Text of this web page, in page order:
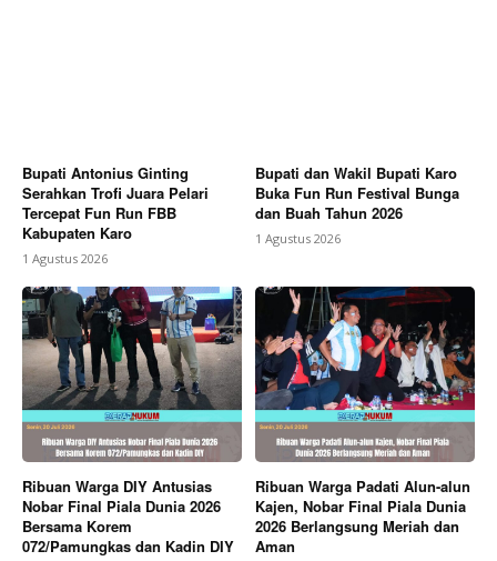
Bupati Antonius Ginting
Serahkan Trofi Juara Pelari
Tercepat Fun Run FBB
Kabupaten Karo
1 Agustus 2026
Bupati dan Wakil Bupati Karo
Buka Fun Run Festival Bunga
dan Buah Tahun 2026
1 Agustus 2026
Ribuan Warga DIY Antusias
Nobar Final Piala Dunia 2026
Bersama Korem
072/Pamungkas dan Kadin DIY
Ribuan Warga Padati Alun-alun
Kajen, Nobar Final Piala Dunia
2026 Berlangsung Meriah dan
Aman